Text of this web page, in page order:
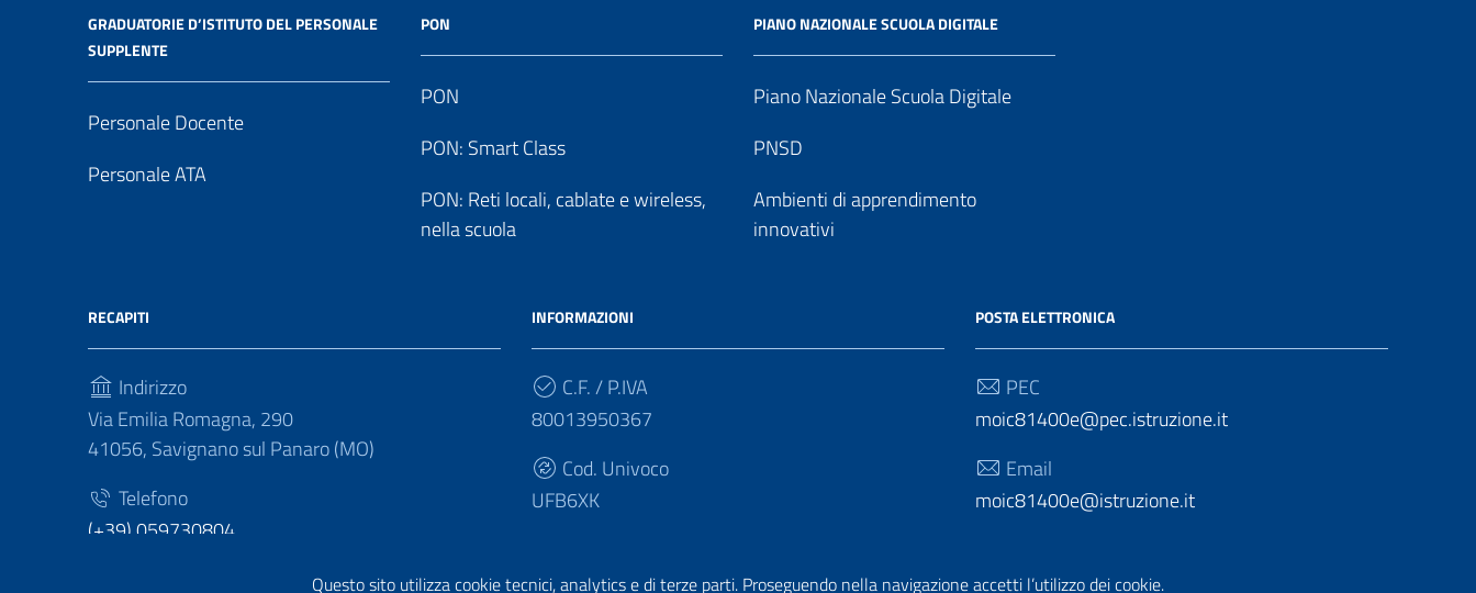
Questo sito utilizza cookie tecnici, analytics e di terze parti. Proseguendo nella navigazione accetti l’utilizzo dei cookie.
GRADUATORIE D’ISTITUTO DEL PERSONALE
SUPPLENTE
Personale Docente
Personale ATA
PON
PON
PON: Smart Class
PON: Reti locali, cablate e wireless,
nella scuola
PIANO NAZIONALE SCUOLA DIGITALE
Piano Nazionale Scuola Digitale
PNSD
Ambienti di apprendimento
innovativi
RECAPITI
Indirizzo
Via Emilia Romagna, 290
41056, Savignano sul Panaro (MO)
Telefono
(+39) 059730804
INFORMAZIONI
C.F. / P.IVA
80013950367
Cod. Univoco
UFB6XK
POSTA ELETTRONICA
PEC
moic81400e@pec.istruzione.it
Email
moic81400e@istruzione.it